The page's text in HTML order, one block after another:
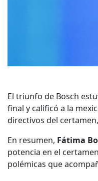
El triunfo de Bosch
final y calificó a la
directivos del
En resumen, Fátima
potencia en el
polémicas que